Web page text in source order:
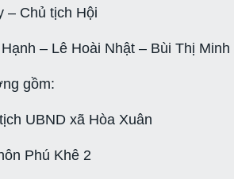
– Chủ tịch Hội
– Lê Hoài Nhật – Bùi Thị Minh
gồm:
UBND xã Hòa Xuân
Phú Khê 2